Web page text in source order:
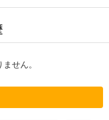
せん。